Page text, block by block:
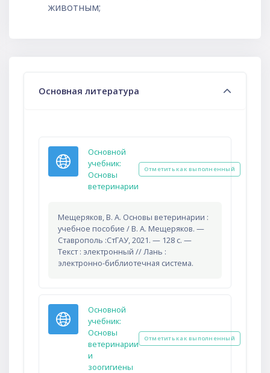
животным;
Основная литература
Основной
учебник:
Основы
ветеринарии
Отметить как выполненный
Мещеряков, В. А. Основы ветеринарии :
учебное пособие / В. А. Мещеряков. —
Ставрополь :СтГАУ, 2021. — 128 с. —
Текст : электронный // Лань :
электронно-библиотечная система.
Основной
учебник:
Основы
ветеринарии
и
зоогигиены
Отметить как выполненный